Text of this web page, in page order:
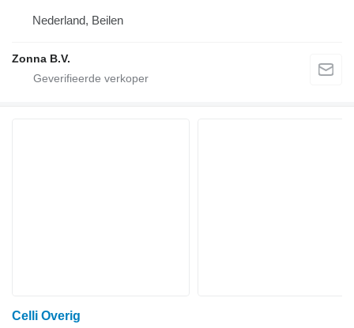
Nederland, Beilen
Zonna B.V.
Celli Overig